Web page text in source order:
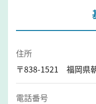
住所
〒838-1521 福岡県
電話番号